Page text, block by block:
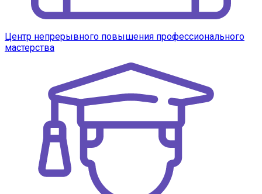
Центр непрерывного повышения профессионального
мастерства